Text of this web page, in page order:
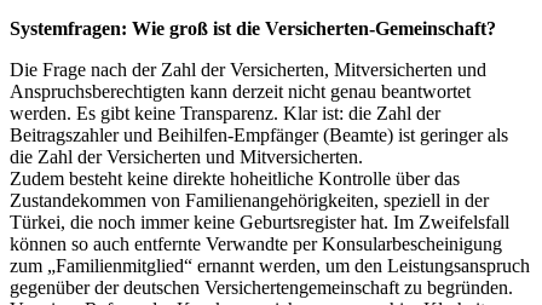
Systemfragen: Wie groß ist die Versicherten-Gemeinschaft?
Die Frage nach der Zahl der Versicherten, Mitversicherten und
Anspruchsberechtigten kann derzeit nicht genau beantwortet
werden. Es gibt keine Transparenz. Klar ist: die Zahl der
Beitragszahler und Beihilfen-Empfänger (Beamte) ist geringer als
die Zahl der Versicherten und Mitversicherten.
Zudem besteht keine direkte hoheitliche Kontrolle über das
Zustandekommen von Familienangehörigkeiten, speziell in der
Türkei, die noch immer keine Geburtsregister hat. Im Zweifelsfall
können so auch entfernte Verwandte per Konsularbescheinigung
zum „Familienmitglied“ ernannt werden, um den Leistungsanspruch
gegenüber der deutschen Versichertengemeinschaft zu begründen.